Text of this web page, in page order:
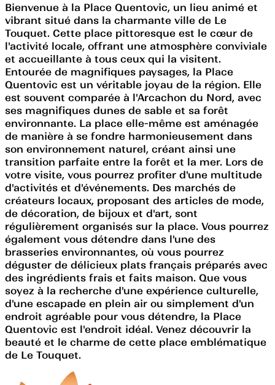
Bienvenue à la Place Quentovic, un lieu animé et
vibrant situé dans la charmante ville de Le
Touquet. Cette place pittoresque est le cœur de
l'activité locale, offrant une atmosphère conviviale
et accueillante à tous ceux qui la visitent.
Entourée de magnifiques paysages, la Place
Quentovic est un véritable joyau de la région. Elle
est souvent comparée à l'Arcachon du Nord, avec
ses magnifiques dunes de sable et sa forêt
environnante. La place elle-même est aménagée
de manière à se fondre harmonieusement dans
son environnement naturel, créant ainsi une
transition parfaite entre la forêt et la mer. Lors de
votre visite, vous pourrez profiter d'une multitude
d'activités et d'événements. Des marchés de
créateurs locaux, proposant des articles de mode,
de décoration, de bijoux et d'art, sont
régulièrement organisés sur la place. Vous pourrez
également vous détendre dans l'une des
brasseries environnantes, où vous pourrez
déguster de délicieux plats français préparés avec
des ingrédients frais et faits maison. Que vous
soyez à la recherche d'une expérience culturelle,
d'une escapade en plein air ou simplement d'un
endroit agréable pour vous détendre, la Place
Quentovic est l'endroit idéal. Venez découvrir la
beauté et le charme de cette place emblématique
de Le Touquet.